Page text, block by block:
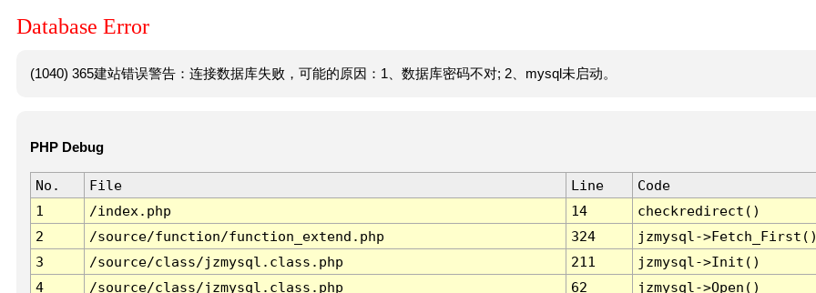
Database Error
(1040) 365建站错误警告：连接数据库失败，可能的原因：1、数据库密码不对; 2、mysql未启动。
PHP Debug
No. File Line
Code
1
/index.php 14
checkredirect()
2
/source/function/function_extend.php 324
jzmysql-
3
/source/class/jzmysql.class.php 211
jzmysql->Init()
4
/source/class/jzmysql.class.php 62
jzmysql->Open()